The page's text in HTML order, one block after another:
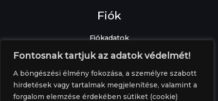
Fontosnak tartjuk az adatok védelmét!
A böngészési élmény fokozása, a személyre szabott
hirdetések vagy tartalmak megjelenítése, valamint a
forgalom elemzése érdekében sütiket (cookie)
Fiók
Fiókadatok
Elfelejtett jelszó
Rendelések